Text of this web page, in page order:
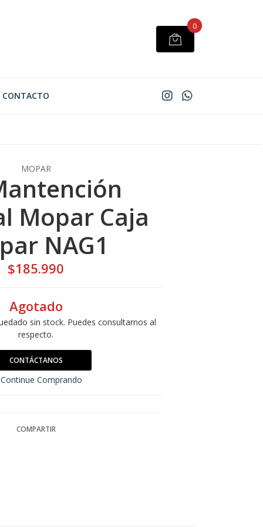
0
CONTACTO
MOPAR
Mopar Caja
NAG1
$185.990
Agotado
sin stock. Puedes consultarnos al
respecto.
CONTÁCTANOS
Comprando
COMPARTIR